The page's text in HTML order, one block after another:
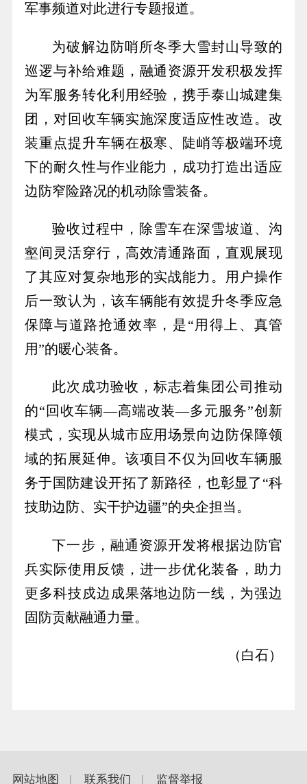
军事频道对此进行专题报道。
为破解边防哨所冬季大雪封山导致的
巡逻与补给难题，融通资源开发积极发挥
为军服务转化利用经验，携手泰山城建集
团，对回收车辆实施深度适应性改造。改
装重点提升车辆在极寒、陡峭等极端环境
下的耐久性与作业能力，成功打造出适应
边防窄险路况的机动除雪装备。
验收过程中，除雪车在深雪坡道、沟
壑间灵活穿行，高效清通路面，直观展现
了其应对复杂地形的实战能力。用户操作
后一致认为，该车辆能有效提升冬季应急
保障与道路抢通效率，是“用得上、真管
用”的暖心装备。
此次成功验收，标志着集团公司推动
的“回收车辆—高端改装—多元服务”创新
模式，实现从城市应用场景向边防保障领
域的拓展延伸。该项目不仅为回收车辆服
务于国防建设开拓了新路径，也彰显了“科
技助边防、实干护边疆”的央企担当。
下一步，融通资源开发将根据边防官
兵实际使用反馈，进一步优化装备，助力
更多科技戍边成果落地边防一线，为强边
固防贡献融通力量。
（白石）
网站地图 | 联系我们 | 监督举报